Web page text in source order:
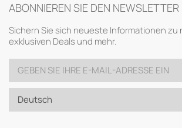
ABONNIEREN SIE DEN NEWSLETTER
Sichern Sie sich neueste Informationen zu
exklusiven Deals und mehr.
Deutsch